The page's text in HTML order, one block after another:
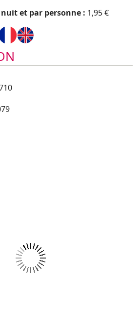
et par personne : 1,95 €